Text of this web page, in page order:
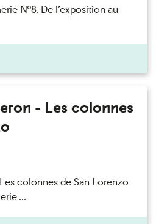
n°8. De l’exposition au
- Les colonnes
colonnes de San Lorenzo
...